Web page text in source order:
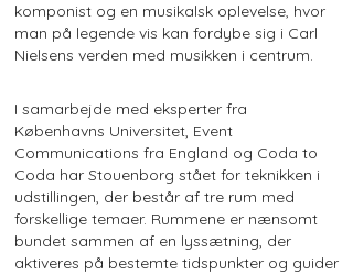
komponist og en musikalsk oplevelse, hvor
man på legende vis kan fordybe sig i Carl
Nielsens verden med musikken i centrum.
I samarbejde med eksperter fra
Københavns Universitet, Event
Communications fra England og Coda to
Coda har Stouenborg stået for teknikken i
udstillingen, der består af tre rum med
forskellige temaer. Rummene er nænsomt
bundet sammen af en lyssætning, der
aktiveres på bestemte tidspunkter og guider